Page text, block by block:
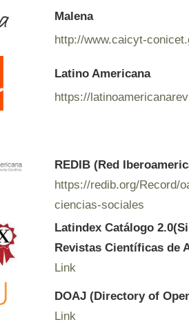
Malena
http://www.caicyt-
Latino Americana
https://
REDIB (Red
https://redib.org/Record/
ciencias-sociales
Latindex Catálogo
Revistas Científicas de
Link
DOAJ (Directory of
Link